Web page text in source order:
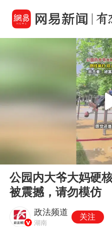
公园内大爷大妈硬
被震撼，请勿模仿
政法频道
湖南
关注